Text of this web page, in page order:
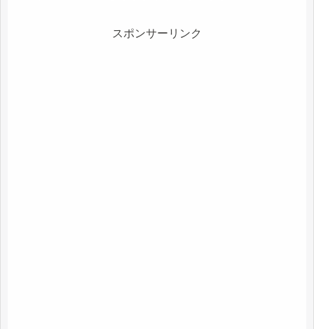
スポンサーリンク